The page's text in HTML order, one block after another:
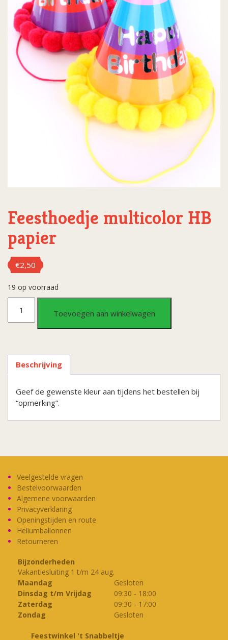
Feesthoedje multicolor HB
papier
€2,50
19 op voorraad
Feesthoedje
multicolor
papier
aantal
Toevoegen aan winkelwagen
Beschrijving
Geef de gewenste kleur aan tijdens het bestellen bij
“opmerking”.
Veelgestelde vragen
Bestelvoorwaarden
Algemene voorwaarden
Privacyverklaring
Openingstijden en route
Heliumballonnen
Retourneren
Bijzonderheden
Vakantiesluiting 1 t/m 24 aug.
Maandag
Gesloten
Dinsdag t/m Vrijdag
09:30 - 18:00
Zaterdag
09:30 - 17:00
Zondag
Gesloten
Feestwinkel 't Snabbeltje